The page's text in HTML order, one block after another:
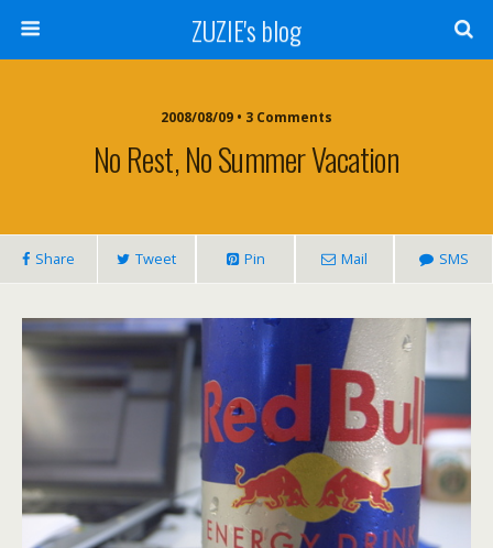
ZUZIE's blog
2008/08/09 • 3 Comments
No Rest, No Summer Vacation
Share Tweet Pin Mail SMS